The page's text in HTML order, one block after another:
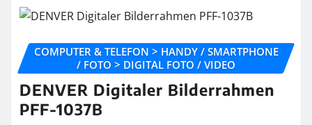
COMPUTER & TELEFON > HANDY / SMARTPHONE
/ FOTO > DIGITAL FOTO / VIDEO
DENVER Digitaler Bilderrahmen
PFF-1037B